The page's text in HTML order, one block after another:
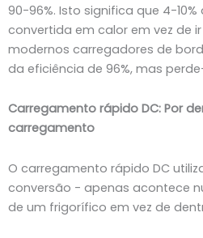
90-96%. Isto significa que 4-
convertida em calor em vez de
modernos carregadores de
da eficiência de 96%, mas
Carregamento rápido DC: Por
carregamento
O carregamento rápido DC
conversão - apenas acontece
de um frigorífico em vez de